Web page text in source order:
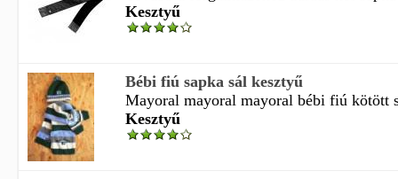
Kesztyű
Bébi fiú sapka sál kesztyű
Mayoral mayoral mayoral bébi fiú kötött
Kesztyű